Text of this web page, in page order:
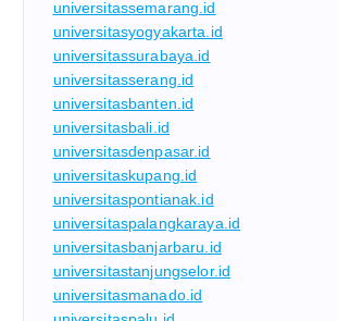
universitassemarang.id
universitasyogyakarta.id
universitassurabaya.id
universitasserang.id
universitasbanten.id
universitasbali.id
universitasdenpasar.id
universitaskupang.id
universitaspontianak.id
universitaspalangkaraya.id
universitasbanjarbaru.id
universitastanjungselor.id
universitasmanado.id